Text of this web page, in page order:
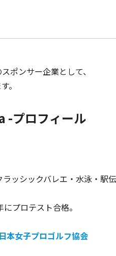
ポンサー企業として、
。
-プロフィール
ッシックバレエ・水泳・駅
プロテスト合格。
本女子プロゴルフ協会